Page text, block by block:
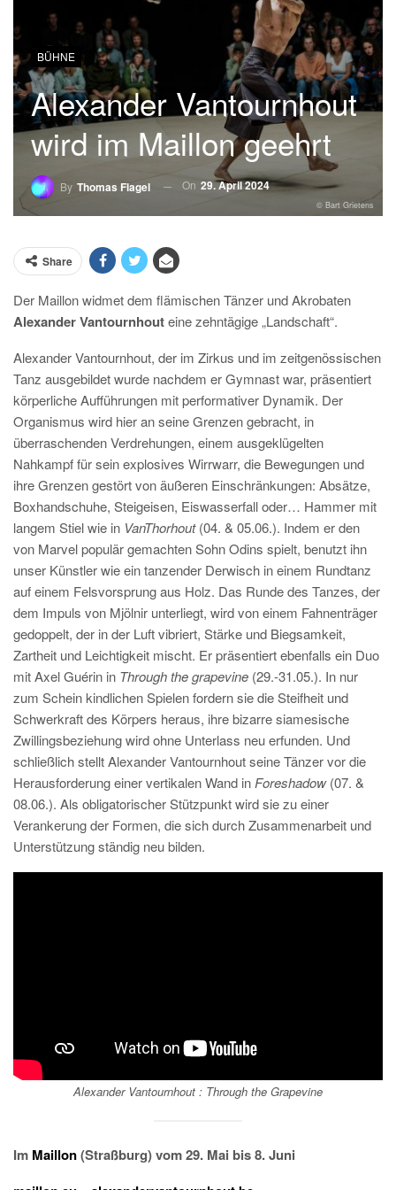
BÜHNE
Alexander Vantournhout
wird im Maillon geehrt
By Thomas Flagel On 29. April 2024
© Bart Grietens
Share
Der Maillon widmet dem flämischen Tänzer und Akrobaten
Alexander Vantournhouteine zehntägige „Landschaft“.
Alexander Vantournhout, der im Zirkus und im zeitgenössischen
Tanz ausgebildet wurde nachdem er Gymnast war, präsentiert
körperliche Aufführungen mit performativer Dynamik. Der
Organismus wird hier an seine Grenzen gebracht, in
überraschenden Verdrehungen, einem ausgeklügelten
Nahkampf für sein explosives Wirrwarr, die Bewegungen und
ihre Grenzen gestört von äußeren Einschränkungen: Absätze,
Boxhandschuhe, Steigeisen, Eiswasserfall oder… Hammer mit
langem Stiel wie in VanThorhout(04. & 05.06.). Indem er den
von Marvel populär gemachten Sohn Odins spielt, benutzt ihn
unser Künstler wie ein tanzender Derwisch in einem Rundtanz
auf einem Felsvorsprung aus Holz. Das Runde des Tanzes, der
dem Impuls von Mjölnir unterliegt, wird von einem Fahnenträger
gedoppelt, der in der Luft vibriert, Stärke und Biegsamkeit,
Zartheit und Leichtigkeit mischt. Er präsentiert ebenfalls ein Duo
mit Axel Guérin in Through the grapevine (29.-31.05.). In nur
zum Schein kindlichen Spielen fordern sie die Steifheit und
Schwerkraft des Körpers heraus, ihre bizarre siamesische
Zwillingsbeziehung wird ohne Unterlass neu erfunden. Und
schließlich stellt Alexander Vantournhout seine Tänzer vor die
Herausforderung einer vertikalen Wand in Foreshadow(07. &
08.06.). Als obligatorischer Stützpunkt wird sie zu einer
Verankerung der Formen, die sich durch Zusammenarbeit und
Unterstützung ständig neu bilden.
Alexander Vantournhout : Through the Grapevine
Im Maillon(Straßburg) vom 29. Mai bis 8. Juni